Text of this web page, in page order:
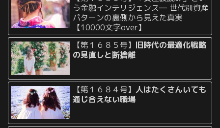
う金融インテリジェンス― 世代別資産
パターンの裏側から見えた真実
【10000文字over】
【第１６８５号】 旧時代の最適化戦略
の見直しと断捨離
【第１６８４号】人はたくさんいても
通じ合えない職場